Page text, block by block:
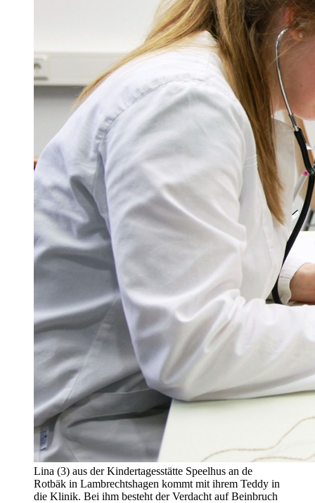
Lina (3) aus der Kindertagesstätte Speelhus an de
Rotbäk in Lambrechtshagen kommt mit ihrem Teddy in
die Klinik. Bei ihm besteht der Verdacht auf Beinbruch